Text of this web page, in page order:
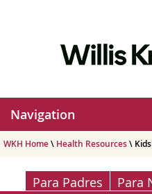
Navigation
WKH Home\ Health Resources\
Para Padres Para